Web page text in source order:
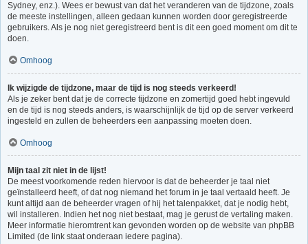
Sydney, enz.). Wees er bewust van dat het veranderen van de tijdzone, zoals
de meeste instellingen, alleen gedaan kunnen worden door geregistreerde
gebruikers. Als je nog niet geregistreerd bent is dit een goed moment om dit te
doen.
Omhoog
Ik wijzigde de tijdzone, maar de tijd is nog steeds verkeerd!
Als je zeker bent dat je de correcte tijdzone en zomertijd goed hebt ingevuld
en de tijd is nog steeds anders, is waarschijnlijk de tijd op de server verkeerd
ingesteld en zullen de beheerders een aanpassing moeten doen.
Omhoog
Mijn taal zit niet in de lijst!
De meest voorkomende reden hiervoor is dat de beheerder je taal niet
geïnstalleerd heeft, of dat nog niemand het forum in je taal vertaald heeft. Je
kunt altijd aan de beheerder vragen of hij het talenpakket, dat je nodig hebt,
wil installeren. Indien het nog niet bestaat, mag je gerust de vertaling maken.
Meer informatie hieromtrent kan gevonden worden op de website van phpBB
Limited (de link staat onderaan iedere pagina).